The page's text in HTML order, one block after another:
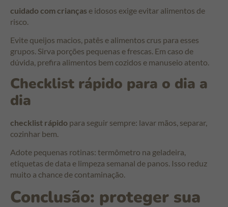
cuidado com crianças e idosos exige evitar alimentos de
risco.
Evite queijos macios, patês e alimentos crus para esses
grupos. Sirva porções pequenas e frescas. Em caso de
dúvida, prefira alimentos bem cozidos e manuseio atento.
Checklist rápido para o dia a
dia
checklist rápido para seguir sempre: lavar mãos, separar,
cozinhar bem.
Adote pequenas rotinas: termômetro na geladeira,
etiquetas de data e limpeza semanal de panos. Isso reduz
muito a chance de contaminação.
Conclusão: proteger sua